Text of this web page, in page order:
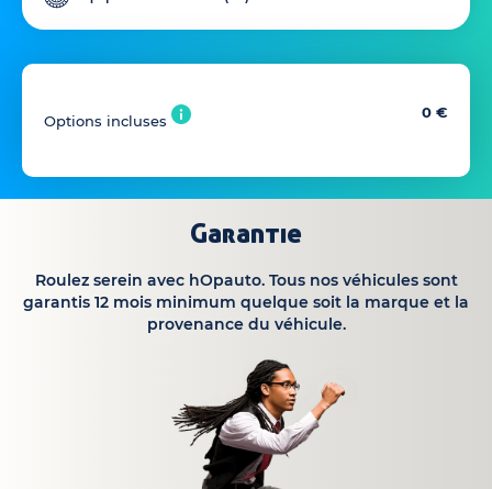
Options incluses 0 €
Garantie
Roulez serein avec hOpauto. Tous nos véhicules sont
garantis 12 mois minimum quelque soit la marque et la
provenance du véhicule.